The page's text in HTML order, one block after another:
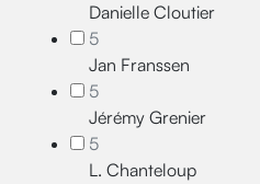
Danielle Cloutier
5
Jan Franssen
5
Jérémy Grenier
5
L. Chanteloup